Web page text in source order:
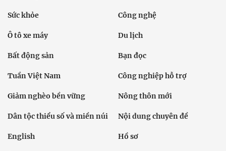
Sức khỏe Công nghệ
Ô tô xe máy Du lịch
Bất động sản Bạn đọc
Tuần Việt Nam Công nghiệp hỗ trợ
Giảm nghèo bền vững Nông thôn mới
Dân tộc thiểu số và miền núi Nội dung chuyên đề
English Hồ sơ